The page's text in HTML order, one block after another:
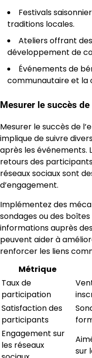
Festivals
traditions locales.
Ateliers offrant
développement de
Événements de
communautaire et la
Mesurer le succès
Mesurer le succès de
implique de suivre
après les événements.
retours des
réseaux sociaux sont
d’engagement.
Implémentez des
sondages ou des
informations auprès
peuvent aider à
renforcer les liens
Métrique
Taux de
participation
Satisfaction des
participants
Engagement sur
les réseaux
sur